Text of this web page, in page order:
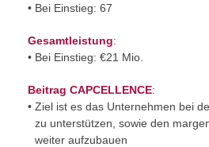
Bei Einstieg: 67
Gesamtleistung:
Bei Einstieg: €21 Mio.
Beitrag CAPCELLENCE:
Ziel ist es das Unternehmen bei
zu unterstützen, sowie den
weiter aufzubauen